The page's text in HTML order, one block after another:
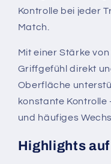
Kontrolle bei jeder
Match.
Mit einer Stärke von
Griffgefühl direkt
Oberfläche
konstante Kontrolle
und häufiges
Highlights